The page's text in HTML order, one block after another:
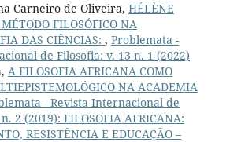
Carneiro de Oliveira, HÉLÈNE
FILOSÓFICO NA
DAS CIÊNCIAS: , Problemata -
de Filosofia: v. 13 n. 1 (2022)
A FILOSOFIA AFRICANA COMO
NA ACADEMIA
- Revista Internacional de
2 (2019): FILOSOFIA AFRICANA:
RESISTÊNCIA E EDUCAÇÃO –